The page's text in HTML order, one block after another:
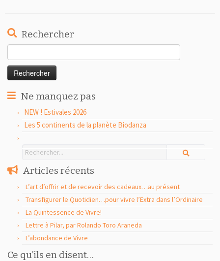
Rechercher
Ne manquez pas
NEW ! Estivales 2026
Les 5 continents de la planète Biodanza
Articles récents
L’art d’offrir et de recevoir des cadeaux…au présent
Transfigurer le Quotidien…pour vivre l’Extra dans l’Ordinaire
La Quintessence de Vivre!
Lettre à Pilar, par Rolando Toro Araneda
L’abondance de Vivre
Ce qu’ils en disent…